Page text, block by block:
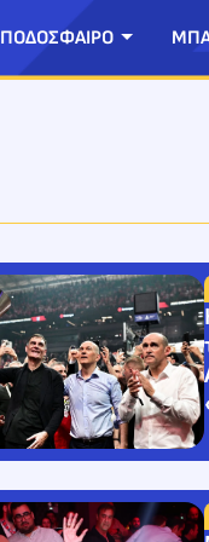
ΠΟΔΟΣΦΑΙΡΟ